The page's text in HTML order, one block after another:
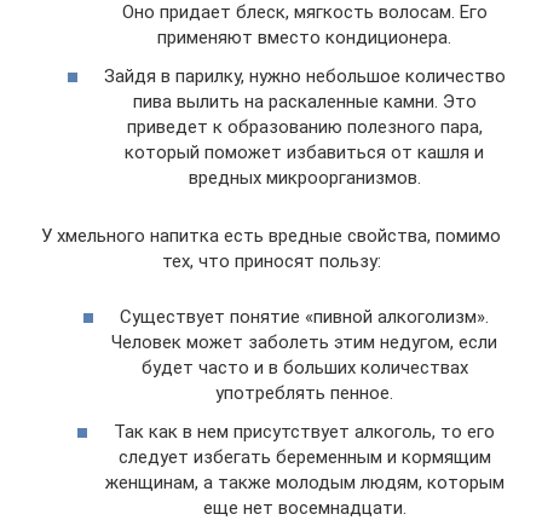
Оно придает блеск, мягкость волосам. Его
применяют вместо кондиционера.
Зайдя в парилку, нужно небольшое количество
пива вылить на раскаленные камни. Это
приведет к образованию полезного пара,
который поможет избавиться от кашля и
вредных микроорганизмов.
У хмельного напитка есть вредные свойства, помимо
тех, что приносят пользу:
Существует понятие «пивной алкоголизм».
Человек может заболеть этим недугом, если
будет часто и в больших количествах
употреблять пенное.
Так как в нем присутствует алкоголь, то его
следует избегать беременным и кормящим
женщинам, а также молодым людям, которым
еще нет восемнадцати.